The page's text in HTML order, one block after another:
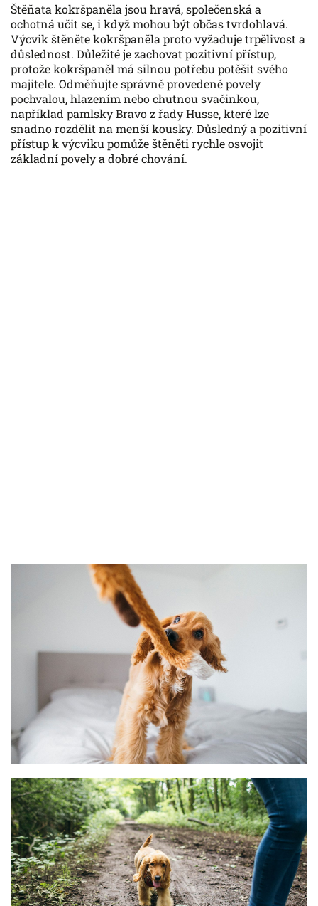
Štěňata kokršpaněla jsou hravá, společenská a
ochotná učit se, i když mohou být občas tvrdohlavá.
Výcvik štěněte kokršpaněla proto vyžaduje trpělivost a
důslednost. Důležité je zachovat pozitivní přístup,
protože kokršpaněl má silnou potřebu potěšit svého
majitele. Odměňujte správně provedené povely
pochvalou, hlazením nebo chutnou svačinkou,
například pamlsky Bravo z řady Husse, které lze
snadno rozdělit na menší kousky. Důsledný a pozitivní
přístup k výcviku pomůže štěněti rychle osvojit
základní povely a dobré chování.